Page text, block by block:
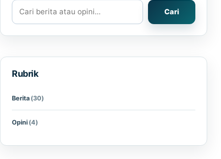
Cari berita atau opini
Cari
Rubrik
Berita (30)
Opini (4)